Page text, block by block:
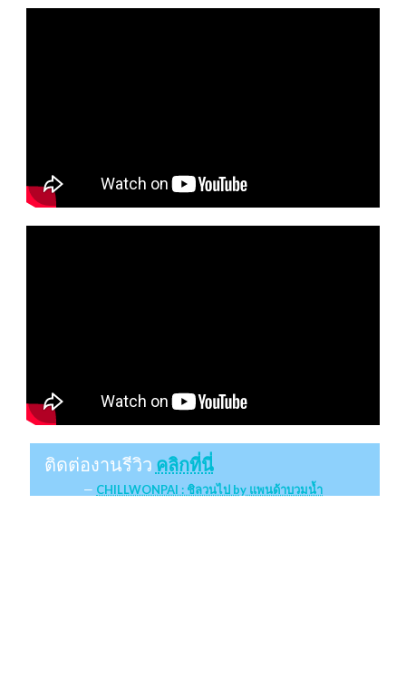
ติดต่องานรีวิว คลิกที่นี่
CHILLWONPAI : ชิลวนไป by แพนด้าบวมน้ำ